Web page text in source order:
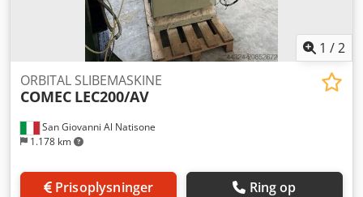
1 /2
San Giovanni Al Natisone
1.178 km
ORBITAL SLIBEMASKINE
COMEC LEC200/AV
Prisoplysninger Ring op